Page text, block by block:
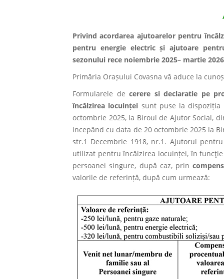
Privind acordarea ajutoarelor pentru
pentru energie electric și ajutoare
sezonului rece noiembrie 2025– martie
Primăria Orașului Covasna vă aduce la
Formularele decerere si declaratie pe
încălzirea locuinței sunt puse la
octombrie 2025, la Biroul de Ajutor Social,
incepând cu data de 20 octombrie 2025 la
str.1 Decembrie 1918, nr.1. Ajutorul
utilizat pentru încălzirea locuinței, în
persoanei singure, după caz, prin
valorile de referință, după cum urmează: